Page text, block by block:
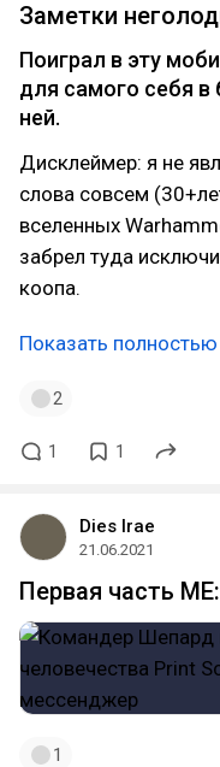
Заметки
Поиграл в эту
для самого себя
ней.
Дисклеймер: я не
слова совсем
вселенных
забрел туда
коопа.
Показать полностью
2
1 1
Dies Irae
21.06.2021
Первая часть
1